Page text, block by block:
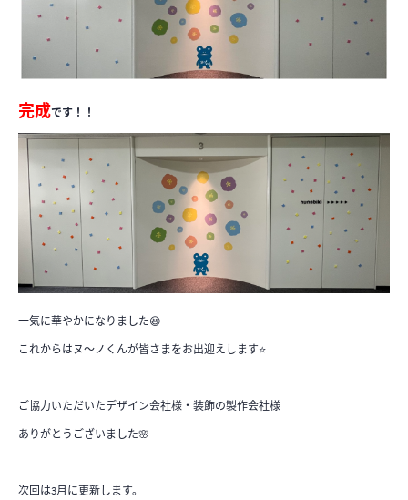
完成です！！
一気に華やかになりました😆
これからはヌ～ノくんが皆さまをお出迎えします⭐
ご協力いただいたデザイン会社様・装飾の製作会社様
ありがとうございました🌸
次回は3月に更新します。